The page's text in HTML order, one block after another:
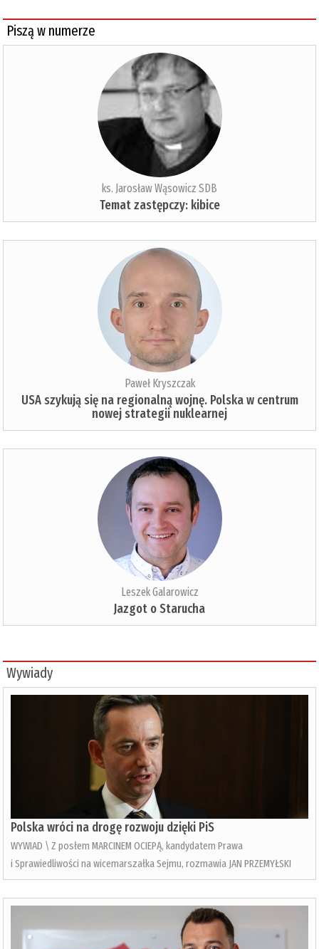
Piszą w numerze
ks. Jarosław Wąsowicz SDB
Temat zastępczy: kibice
Paweł Kryszczak
USA szykują się na regionalną wojnę. Polska w centrum
nowej strategii nuklearnej
Leszek Galarowicz
Jazgot o Starucha
Wywiady
Polska wróci na drogę rozwoju dzięki PiS
WYWIAD \ Z posłem MARCINEM OCIEPĄ, kandydatem Prawa
i Sprawiedliwości na wicemarszałka Sejmu, rozmawia JAN PRZEMYŁSKI